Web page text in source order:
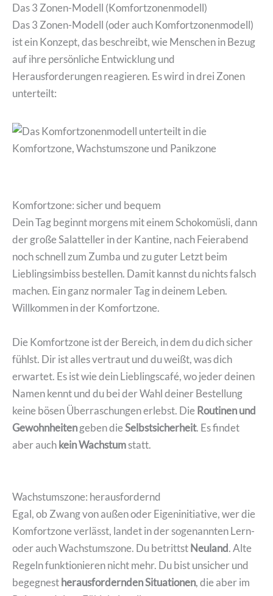
Das 3 Zonen-Modell (Komfortzonenmodell)
Das 3 Zonen-Modell (oder auch Komfortzonenmodell)
ist ein Konzept, das beschreibt, wie Menschen in Bezug
auf ihre persönliche Entwicklung und
Herausforderungen reagieren. Es wird in drei Zonen
unterteilt:
Komfortzone: sicher und bequem
Dein Tag beginnt morgens mit einem Schokomüsli, dann
der große Salatteller in der Kantine, nach Feierabend
noch schnell zum Zumba und zu guter Letzt beim
Lieblingsimbiss bestellen. Damit kannst du nichts falsch
machen. Ein ganz normaler Tag in deinem Leben.
Willkommen in der Komfortzone.
Die Komfortzone ist der Bereich, in dem du dich sicher
fühlst. Dir ist alles vertraut und du weißt, was dich
erwartet. Es ist wie dein Lieblingscafé, wo jeder deinen
Namen kennt und du bei der Wahl deiner Bestellung
keine bösen Überraschungen erlebst. DieRoutinen und
Gewohnheitengeben dieSelbstsicherheit. Es findet
aber auchkein Wachstumstatt.
Wachstumszone: herausfordernd
Egal, ob Zwang von außen oder Eigeninitiative, wer die
Komfortzone verlässt, landet in der sogenannten Lern-
oder auch Wachstumszone. Du betrittst Neuland. Alte
Regeln funktionieren nicht mehr. Du bist unsicher und
begegnestherausfordernden Situationen, die aber im